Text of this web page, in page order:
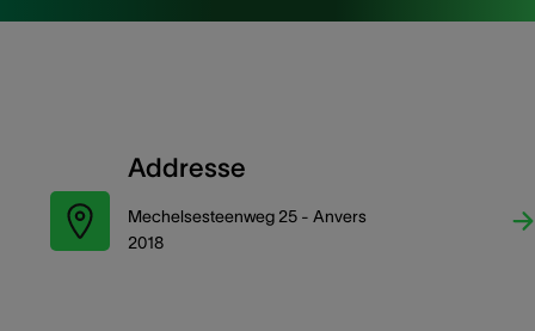
Addresse
Mechelsesteenweg 25 - Anvers
2018